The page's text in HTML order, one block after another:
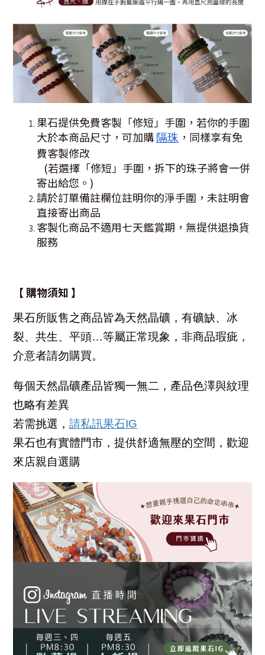
果石提供免費客製「修短」手圍，若你的手圍
大於本商品尺寸，可加購 隔珠 ，同樣享有免
費客製修改
(若選擇「修短」手圍，拆下的珠子將會一併
寄出給您。)
請於訂單備註欄位註明你的淨手圍，未註明會
直接寄出商品
客製化商品不適用七天鑑賞期，無提供退換貨
服務
【 購物須知 】
果石所販售之商品皆為天然晶礦，有礦缺、冰
裂、共生、平頭…等屬正常現象，非商品瑕疵，
介意者請勿購買。
每個天然晶礦產品皆獨一無二，產品色澤與紋理
也略有差異
若需挑選， 請私訊果石IG
果石也有實體門市，提供舒適無壓的空間，歡迎
來店親自選購